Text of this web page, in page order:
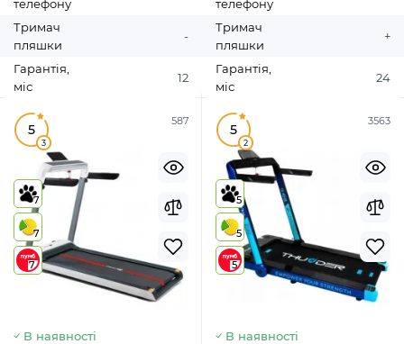
телефону
Тримач
пляшки
-
Гарантія,
міс
12
телефону
Тримач
пляшки
+
Гарантія,
міс
24
587
5
3
7
7
7
В наявності
3563
5
2
5
5
5
В наявності